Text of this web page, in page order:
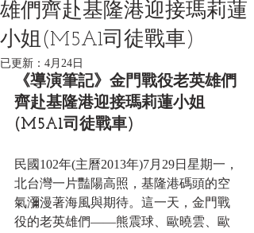
雄們齊赴基隆港迎接瑪莉蓮
小姐(M5A1司徒戰車)
已更新： 4月24日
《導演筆記》金門戰役老英雄們
齊赴基隆港迎接瑪莉蓮小姐
(M5A1司徒戰車)
民國102年(主曆2013年)7月29日星期一，
北台灣一片豔陽高照，基隆港碼頭的空
氣瀰漫著海風與期待。這一天，金門戰
役的老英雄們——熊震球、歐曉雲、歐